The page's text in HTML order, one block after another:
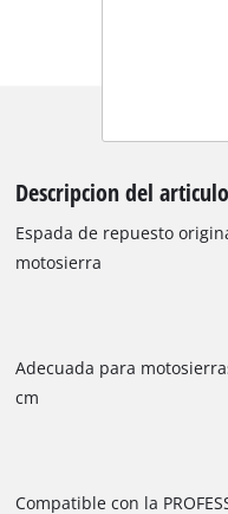
Descripcion del articulo
Espada de repuesto
motosierra
Adecuada para
cm
Compatible con la